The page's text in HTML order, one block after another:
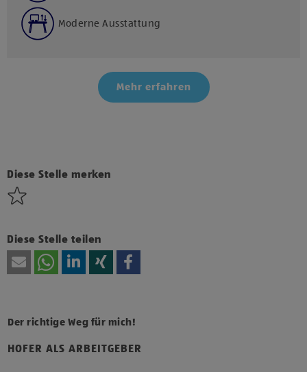
Moderne Ausstattung
Mehr erfahren
Diese Stelle merken
Diese Stelle teilen
HOFER ALS ARBEITGEBER
Der richtige Weg für mich!